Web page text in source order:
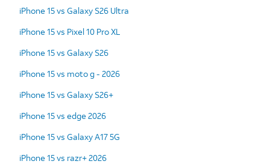
iPhone 15 vs Galaxy S26 Ultra
iPhone 15 vs Pixel 10 Pro XL
iPhone 15 vs Galaxy S26
iPhone 15 vs moto g - 2026
iPhone 15 vs Galaxy S26+
iPhone 15 vs edge 2026
iPhone 15 vs Galaxy A17 5G
iPhone 15 vs razr+ 2026